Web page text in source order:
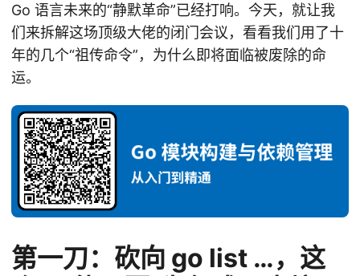
Go 语言未来的“静默革命”已经打响。今天，就让我
们来拆解这场顶级大佬的闭门会议，看看我们用了十
年的几个“祖传命令”，为什么即将面临被废除的命
运。
第一刀：砍向 go list …，这